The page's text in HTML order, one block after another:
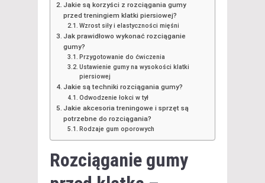
Jakie są korzyści z rozciągania gumy
przed treningiem klatki piersiowej?
Wzrost siły i elastyczności mięśni
Jak prawidłowo wykonać rozciąganie
gumy?
Przygotowanie do ćwiczenia
Ustawienie gumy na wysokości klatki
piersiowej
Jakie są techniki rozciągania gumy?
Odwodzenie łokci w tył
Jakie akcesoria treningowe i sprzęt są
potrzebne do rozciągania?
Rodzaje gum oporowych
Rozciąganie gumy